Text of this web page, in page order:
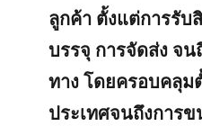
ลูกค้า ตั้งแต่การรับ
บรรจุ การจัดส่ง จน
ทาง โดยครอบคลุม
ประเทศจนถึงการข